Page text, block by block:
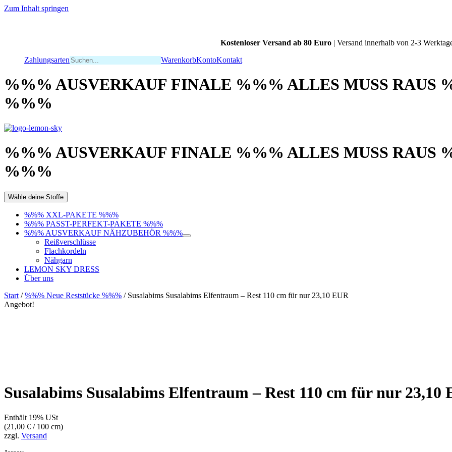
Zum Inhalt springen
Kostenloser Versand ab 80 Euro | Versand innerhalb von 2-3
Zahlungsarten
WarenkorbKontoKontakt
%%% AUSVERKAUF FINALE %%% ALLES MUSS RAUS
%%%
%%% AUSVERKAUF FINALE %%% ALLES MUSS RAUS
%%%
Wähle deine Stoffe
%%% XXL-PAKETE %%%
%%% PASST-PERFEKT-PAKETE %%%
%%% AUSVERKAUF NÄHZUBEHÖR %%%
Reißverschlüsse
Flachkordeln
Nähgarn
LEMON SKY DRESS
Über uns
Start /%%% Neue Reststücke %%% / Susalabims Susalabims Elfentraum – Rest 110 cm für nur 23,10 EUR
Angebot!
Susalabims Susalabims Elfentraum – Rest 110 cm für nur 23,10
Enthält 19% USt
(21,00 € / 100 cm)
zzgl. Versand